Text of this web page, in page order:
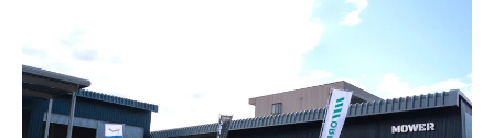
ミッション FIG6 ブレーキ
ミッション FIG10 ブレーキ
CM211